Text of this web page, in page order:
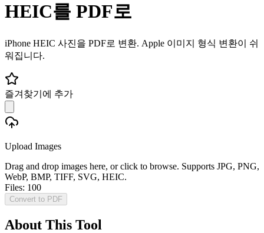
HEIC를 PDF로
iPhone HEIC 사진을 PDF로 변환. Apple 이미지 형식 변환이 쉬
워집니다.
즐겨찾기에 추가
Upload Images
Drag and drop images here, or click to browse. Supports JPG, PNG,
WebP, BMP, TIFF, SVG, HEIC.
Files: 100
Convert to PDF
About This Tool